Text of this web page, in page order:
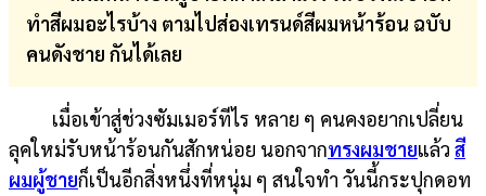
ทำสีผมอะไรบ้าง ตามไปส่องเทรนด์สีผมหน้าร้อน ฉบับ
คนดังชาย กันได้เลย
เมื่อเข้าสู่ช่วงซัมเมอร์ทีไร หลาย ๆ คนคงอยากเปลี่ยน
ลุคใหม่รับหน้าร้อนกันสักหน่อย นอกจากทรงผมชายแล้ว สี
ผมผู้ชายก็เป็นอีกสิ่งหนึ่งที่หนุ่ม ๆ สนใจทำ วันนี้กระปุกดอท
ผล
บอล
สด
การ
เงิน